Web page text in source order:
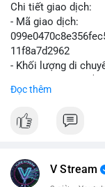
Chi tiết giao dịch:
- Mã giao dịch:
11f8a7d2962
- Khối lượng di
USD)
chuyển trong một
chức hoặc cá nhân
Đọc thêm
V Stream